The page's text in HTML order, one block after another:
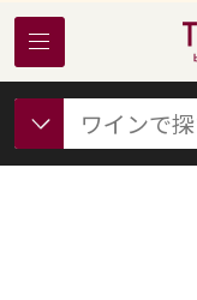
東急百貨
フード